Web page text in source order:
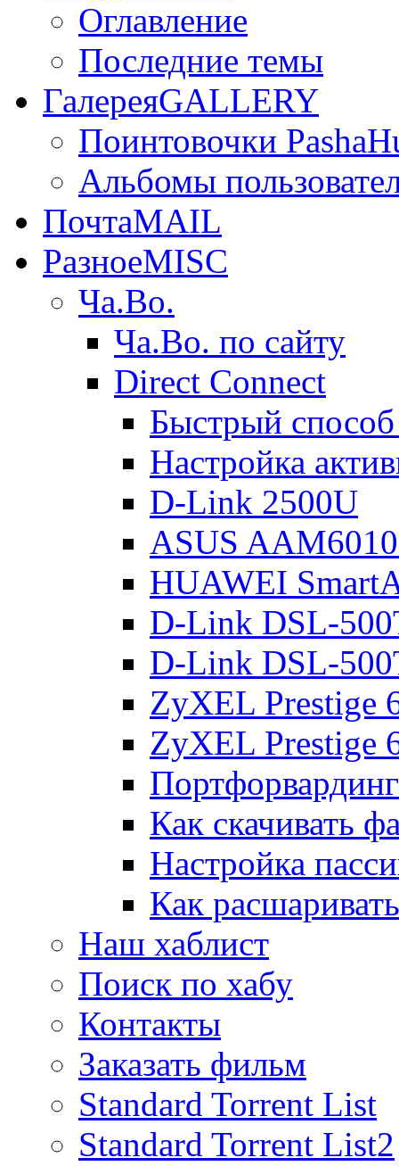
Оглавление
Последние темы
ГалереяGALLERY
Поинтовочки
Альбомы
ПочтаMAIL
РазноеMISC
Ча.Во.
Ча.Во. по сайту
Direct Connect
Быстрый
Настройка
D-Link 2500U
ASUS
HUAWEI
D-Link DSL-
D-Link DSL-
ZyXEL Prestige
ZyXEL Prestige
Портфорвардинг
Как скачивать
Настройка
Как
Наш хаблист
Поиск по хабу
Контакты
Заказать фильм
Standard Torrent List
Standard Torrent List2